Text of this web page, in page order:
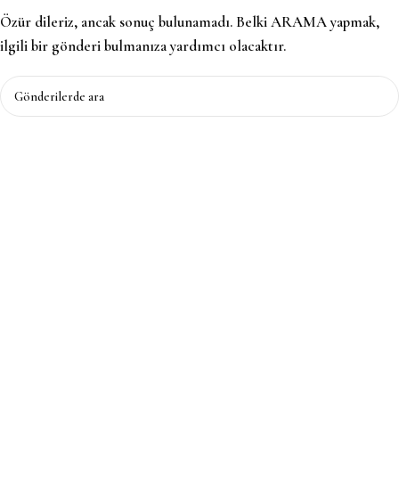
Özür dileriz, ancak sonuç bulunamadı. Belki ARAMA yapmak,
ilgili bir gönderi bulmanıza yardımcı olacaktır.